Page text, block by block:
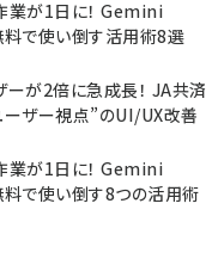
業が1日に！ Gemini
で使い倒す活用術8選
ーが2倍に急成長！ JA共済
ーザー視点”のUI/UX改善
業が1日に！ Gemini
で使い倒す8つの活用術